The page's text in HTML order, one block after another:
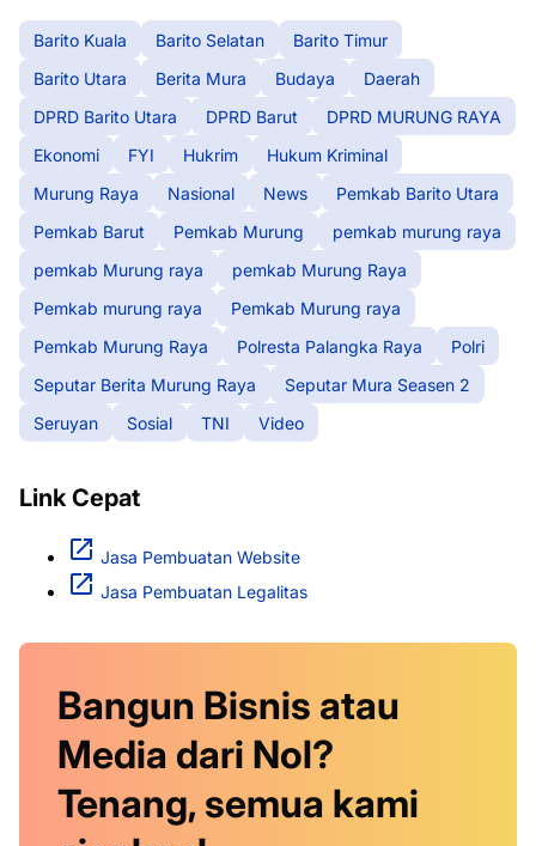
Barito Kuala Barito Selatan
Barito Timur
Barito Utara
Berita Mura Budaya
Daerah
DPRD Barito Utara
DPRD Barut
DPRD MURUNG RAYA
Ekonomi
FYI Hukrim
Hukum Kriminal
Murung Raya
Nasional News
Pemkab Barito Utara
Pemkab Barut
Pemkab Murung
pemkab murung raya
pemkab Murung raya
pemkab Murung Raya
Pemkab murung raya
Pemkab Murung raya
Pemkab Murung Raya
Polresta Palangka Raya
Polri
Seputar Berita Murung Raya
Seputar Mura Seasen 2
Seruyan
Sosial TNI Video
Link Cepat
Jasa Pembuatan Website
Jasa Pembuatan Legalitas
Bangun Bisnis atau
Media dari Nol?
Tenang, semua kami